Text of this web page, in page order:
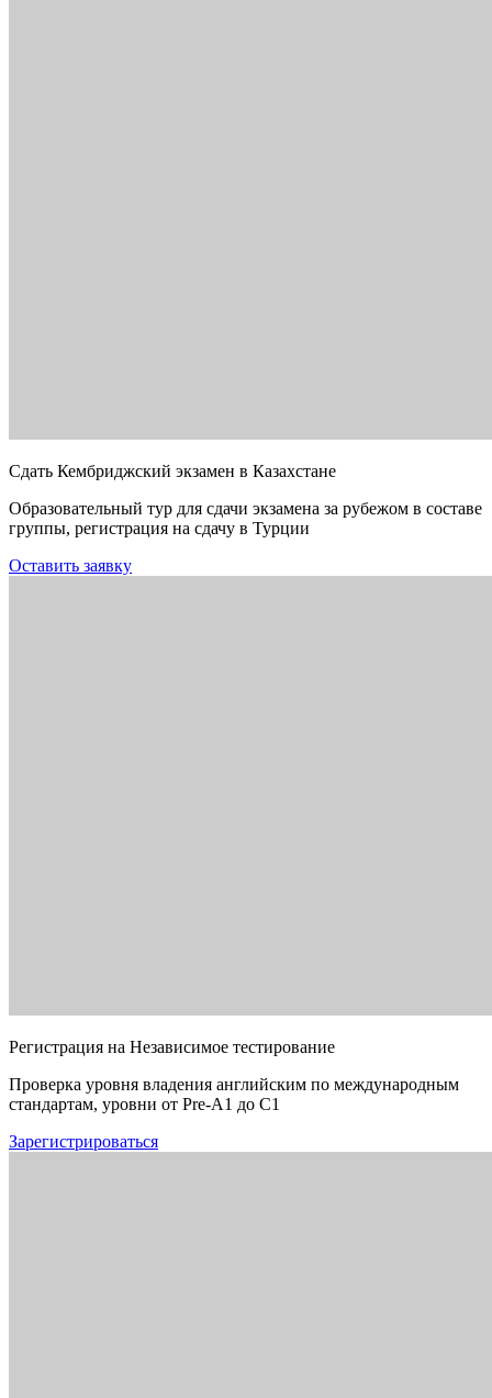
Сдать Кембриджский экзамен в Казахстане
Образовательный тур для сдачи экзамена за рубежом в составе
группы, регистрация на сдачу в Турции
Оставить заявку
Регистрация на Независимое тестирование
Проверка уровня владения английским по международным
стандартам, уровни от Pre-A1 до C1
Зарегистрироваться